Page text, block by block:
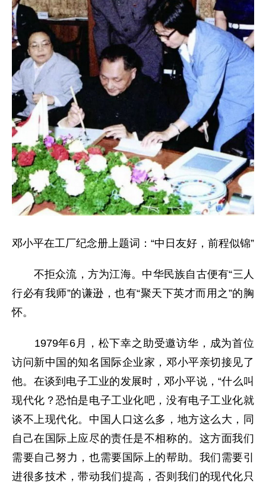
邓小平在工厂纪念册上题词：“中日友好，前程似锦”
不拒众流，方为江海。中华民族自古便有“三人
行必有我师”的谦逊，也有“聚天下英才而用之”的胸
怀。
1979年6月，松下幸之助受邀访华，成为首位
访问新中国的知名国际企业家，邓小平亲切接见了
他。在谈到电子工业的发展时，邓小平说，“什么叫
现代化？恐怕是电子工业化吧，没有电子工业化就
谈不上现代化。中国人口这么多，地方这么大，同
自己在国际上应尽的责任是不相称的。这方面我们
需要自己努力，也需要国际上的帮助。我们需要引
进很多技术，带动我们提高，否则我们的现代化只